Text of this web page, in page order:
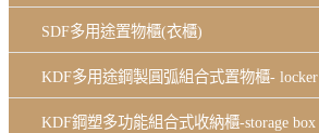
SDF多用途置物櫃(衣櫃)
KDF多用途鋼製圓弧組合式置物櫃- locker
KDF鋼塑多功能組合式收納櫃-storage box